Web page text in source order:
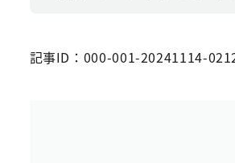
記事ID：000-001-20241114-